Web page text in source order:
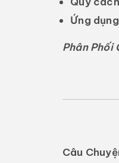
Ứng
Phân Phối
Câu